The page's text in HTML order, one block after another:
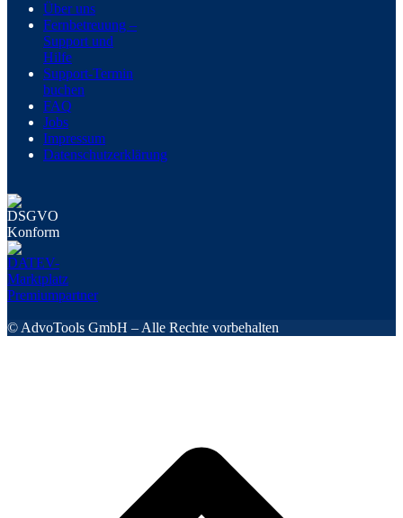
Über uns
Fernbetreuung –
Support und
Hilfe
Support-Termin
buchen
FAQ
Jobs
Impressum
Datenschutzerklärung
© AdvoTools GmbH – Alle Rechte vorbehalten